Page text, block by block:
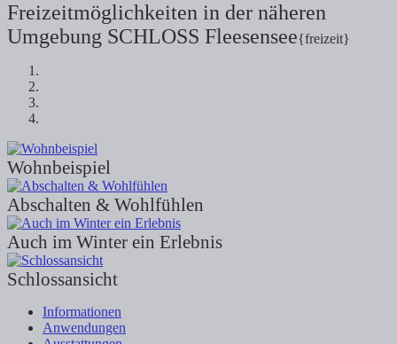
Freizeitmöglichkeiten in der näheren
Umgebung SCHLOSS Fleesensee{freizeit}
Wohnbeispiel
Abschalten & Wohlfühlen
Auch im Winter ein Erlebnis
Schlossansicht
Informationen
Anwendungen